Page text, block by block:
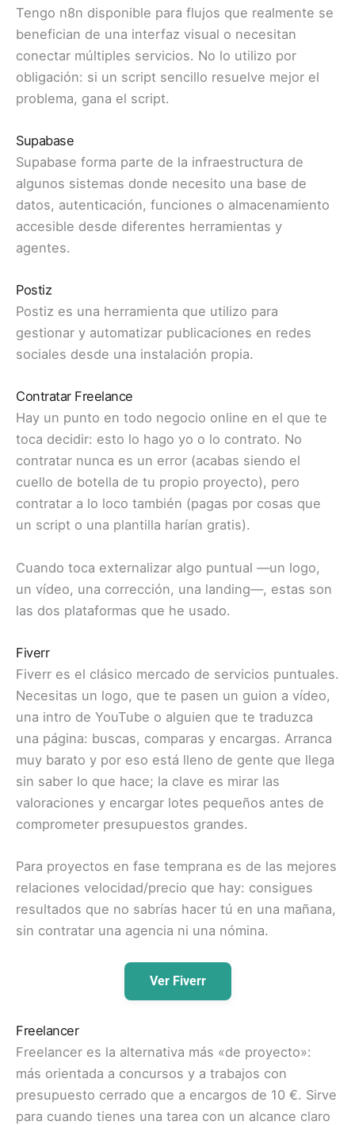
Tengo n8n disponible para flujos que realmente se
benefician de una interfaz visual o necesitan
conectar múltiples servicios. No lo utilizo por
obligación: si un script sencillo resuelve mejor el
problema, gana el script.
Supabase
Supabase forma parte de la infraestructura de
algunos sistemas donde necesito una base de
datos, autenticación, funciones o almacenamiento
accesible desde diferentes herramientas y
agentes.
Postiz
Postiz es una herramienta que utilizo para
gestionar y automatizar publicaciones en redes
sociales desde una instalación propia.
Contratar Freelance
Hay un punto en todo negocio online en el que te
toca decidir: esto lo hago yo o lo contrato. No
contratar nunca es un error (acabas siendo el
cuello de botella de tu propio proyecto), pero
contratar a lo loco también (pagas por cosas que
un script o una plantilla harían gratis).
Cuando toca externalizar algo puntual —un logo,
un vídeo, una corrección, una landing—, estas son
las dos plataformas que he usado.
Fiverr
Fiverr es el clásico mercado de servicios puntuales.
Necesitas un logo, que te pasen un guion a vídeo,
una intro de YouTube o alguien que te traduzca
una página: buscas, comparas y encargas. Arranca
muy barato y por eso está lleno de gente que llega
sin saber lo que hace; la clave es mirar las
valoraciones y encargar lotes pequeños antes de
comprometer presupuestos grandes.
Para proyectos en fase temprana es de las mejores
relaciones velocidad/precio que hay: consigues
resultados que no sabrías hacer tú en una mañana,
sin contratar una agencia ni una nómina.
Ver Fiverr
Freelancer
Freelancer es la alternativa más «de proyecto»:
más orientada a concursos y a trabajos con
presupuesto cerrado que a encargos de 10 €. Sirve
para cuando tienes una tarea con un alcance claro